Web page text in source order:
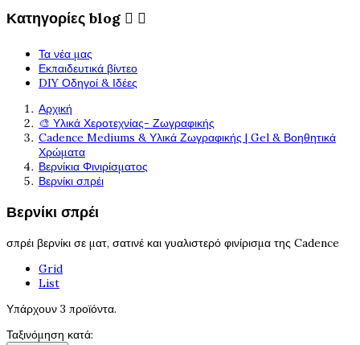
Κατηγορίες blog  
Τα νέα μας
Εκπαιδευτικά βίντεο
DIY Οδηγοί & Ιδέες
Αρχική
🎨 Υλικά Χεροτεχνίας- Ζωγραφικής
Cadence Mediums & Υλικά Ζωγραφικής | Gel & Βοηθητικά
Χρώματα
Βερνίκια Φινιρίσματος
Βερνίκι σπρέι
Βερνίκι σπρέι
σπρέι βερνίκι σε ματ, σατινέ και γυαλιστερό φινίρισμα της Cadence
Grid
List
Υπάρχουν 3 προϊόντα.
Ταξινόμηση κατά: